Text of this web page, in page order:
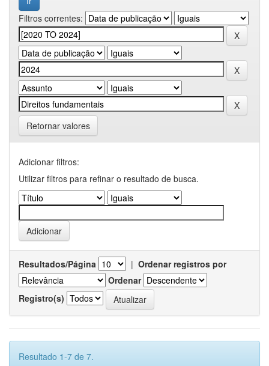
Filtros correntes:
Retornar valores
Adicionar filtros:
Utilizar filtros para refinar o resultado de busca.
Resultados/Página | Ordenar registros por
Ordenar
Registro(s)
Resultado 1-7 de 7.